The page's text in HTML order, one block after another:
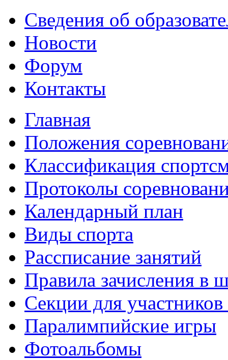
Сведения об
Новости
Форум
Контакты
Главная
Положения
Классификация
Протоколы
Календарный план
Виды спорта
Рассписание занятий
Правила зачисления в
Секции для
Паралимпийские игры
Фотоальбомы